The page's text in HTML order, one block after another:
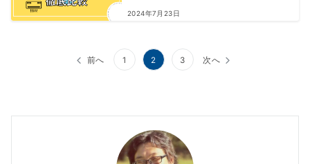
2024年7月23日
前へ 1 2 3 次へ